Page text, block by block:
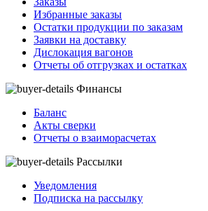
Избранные заказы
Остатки продукции по заказам
Заявки на доставку
Дислокация вагонов
Отчеты об отгрузках и остатках
Финансы
Баланс
Акты сверки
Отчеты о взаиморасчетах
Рассылки
Уведомления
Подписка на рассылку